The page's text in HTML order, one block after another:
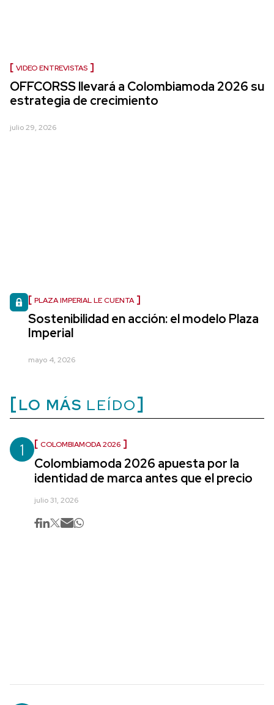
VIDEO ENTREVISTAS
OFFCORSS llevará a Colombiamoda 2026 su
estrategia de crecimiento
julio 29, 2026
PLAZA IMPERIAL LE CUENTA
Sostenibilidad en acción: el modelo Plaza
Imperial
mayo 4, 2026
LO MÁS LEÍDO
1 COLOMBIAMODA 2026
Colombiamoda 2026 apuesta por la
identidad de marca antes que el precio
julio 31, 2026